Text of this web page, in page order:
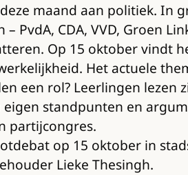
maand aan politiek. In
CDA, VVD, Groen
Op 15 oktober vindt
Het actuele
een rol? Leerlingen
standpunten en
partijcongres.
op 15 oktober in
Lieke Thesingh.